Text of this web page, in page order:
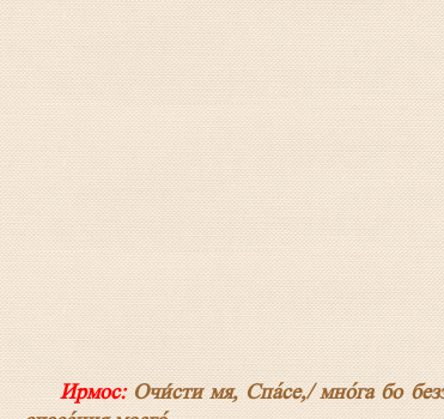
Ирмос:Очи́сти мя, Спа́се,/ мно́га бо